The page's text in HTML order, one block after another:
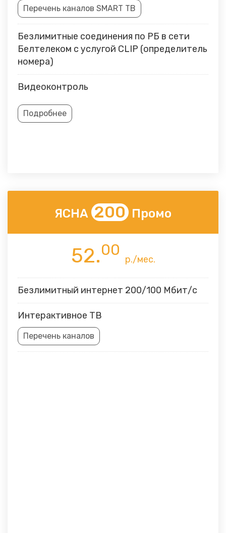
Перечень каналов SMART ТВ
Безлимитные соединения по РБ в сети
Белтелеком с услугой CLIP (определитель
номера)
Видеоконтроль
Подробнее
ЯСНА 200 Промо
52.00
р./мес.
Безлимитный интернет 200/100 Мбит/с
Интерактивное ТВ
Перечень каналов